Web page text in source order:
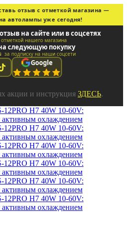
отзыв с отметкой магазина —
автолампы уже сегодня!
на сайте или в соцсетях
отметкой нашего магазина
следующую покупку
📱 за подписку на наши соцсети
Google
акции и инструкция ЗДЕСЬ.